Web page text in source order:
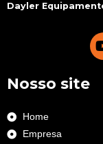
Dayler
Nosso site
Home
Empresa